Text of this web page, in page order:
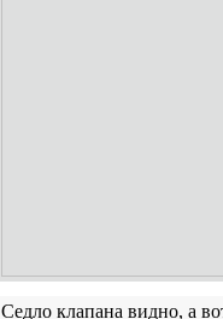
Седло клапана видно, а